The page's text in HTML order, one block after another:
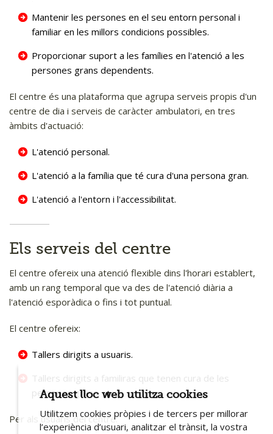
Mantenir les persones en el seu entorn personal i
familiar en les millors condicions possibles.
Proporcionar suport a les famílies en l'atenció a les
persones grans dependents.
El centre és una plataforma que agrupa serveis propis d'un
centre de dia i serveis de caràcter ambulatori, en tres
àmbits d'actuació:
L'atenció personal.
L'atenció a la família que té cura d'una persona gran.
L'atenció a l'entorn i l'accessibilitat.
Els serveis del centre
El centre ofereix una atenció flexible dins l'horari establert,
amb un rang temporal que va des de l'atenció diària a
l'atenció esporàdica o fins i tot puntual.
El centre ofereix:
Tallers dirigits a usuaris.
Tallers dirigits a familiras que tenen cura de les
persones grans.
Per als usuaris del centre:
Aquest lloc web utilitza cookies
Utilitzem cookies pròpies i de tercers per millorar
l’experiència d’usuari, analitzar el trànsit, la vostra